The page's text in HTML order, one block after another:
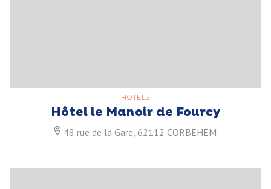
HOTELS
Hôtel le Manoir de Fourcy
48 rue de la Gare, 62112 CORBEHEM